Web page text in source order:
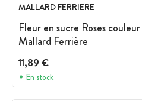
MALLARD FERRIERE
Fleur en sucre Roses
Mallard Ferrière
11,89 €
En stock